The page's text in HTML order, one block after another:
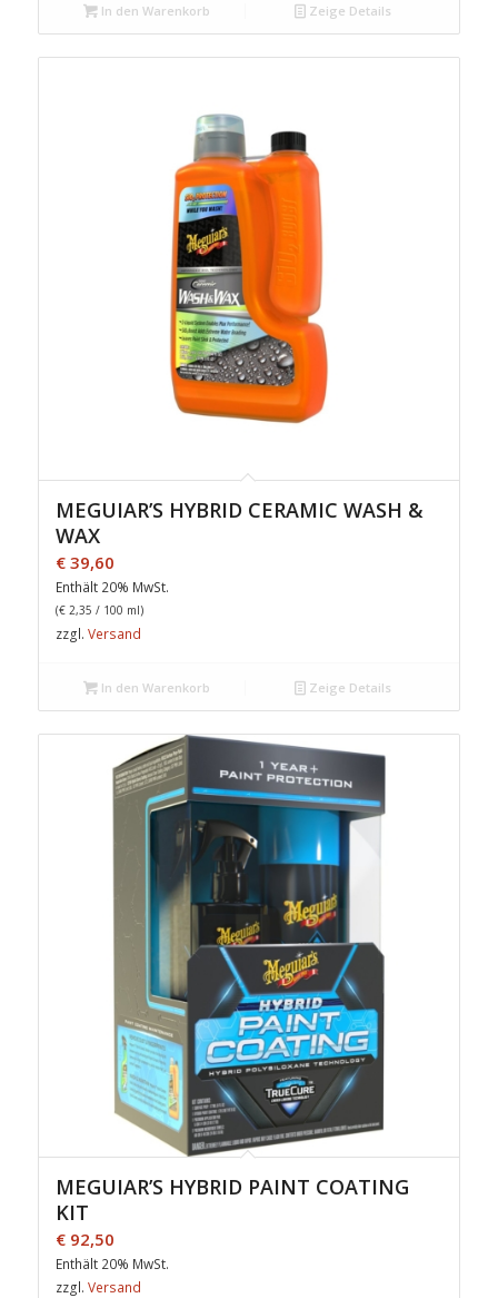
In den Warenkorb Zeige Details
MEGUIAR’S HYBRID CERAMIC WASH &
WAX
€39,60
Enthält 20% MwSt.
(€2,35 / 100 ml)
zzgl. Versand
In den Warenkorb Zeige Details
MEGUIAR’S HYBRID PAINT COATING
KIT
€92,50
Enthält 20% MwSt.
zzgl. Versand